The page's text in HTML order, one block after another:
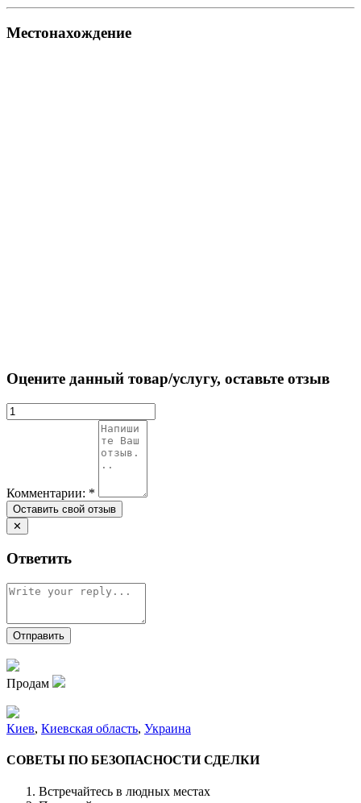
Местонахождение
Оцените данный товар/услугу, оставьте отзыв
Комментарии: *
✕
Ответить
Продам
Киев, Киевская область, Украина
СОВЕТЫ ПО БЕЗОПАСНОСТИ СДЕЛКИ
Встречайтесь в людных местах